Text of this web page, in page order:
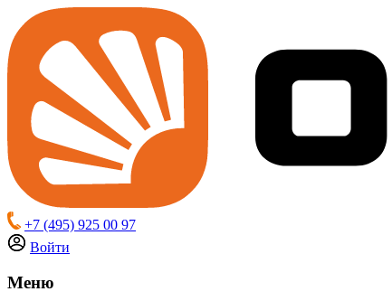
+7 (495) 925 00 97
Войти
Меню